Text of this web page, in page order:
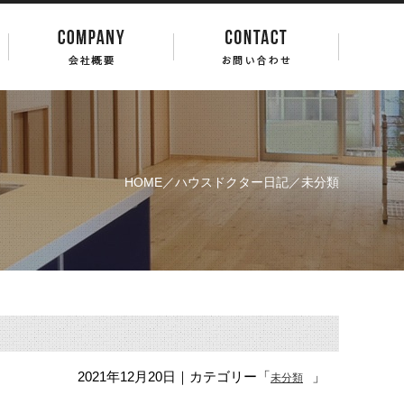
HOME／ハウスドクター日記／未分類
2021年12月20日 ｜カテゴリー「未分類 」